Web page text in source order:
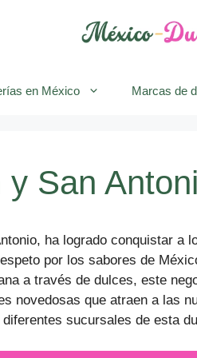
en México Marcas de
San
ha logrado conquistar a
por los sabores de
a través de dulces, este
novedosas que atraen a las
sucursales de esta